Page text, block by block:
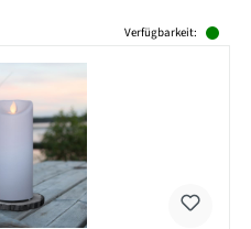
Verfügbarkeit: